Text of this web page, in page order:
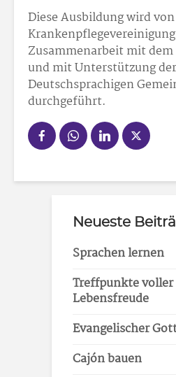
Diese Ausbildung wird
Zusammenarbeit mit
und mit Unterstützung der
Deutschsprachigen
durchgeführt.
Neueste
Sprachen lernen
Treffpunkte voller
Lebensfreude
Evangelischer
Cajón bauen